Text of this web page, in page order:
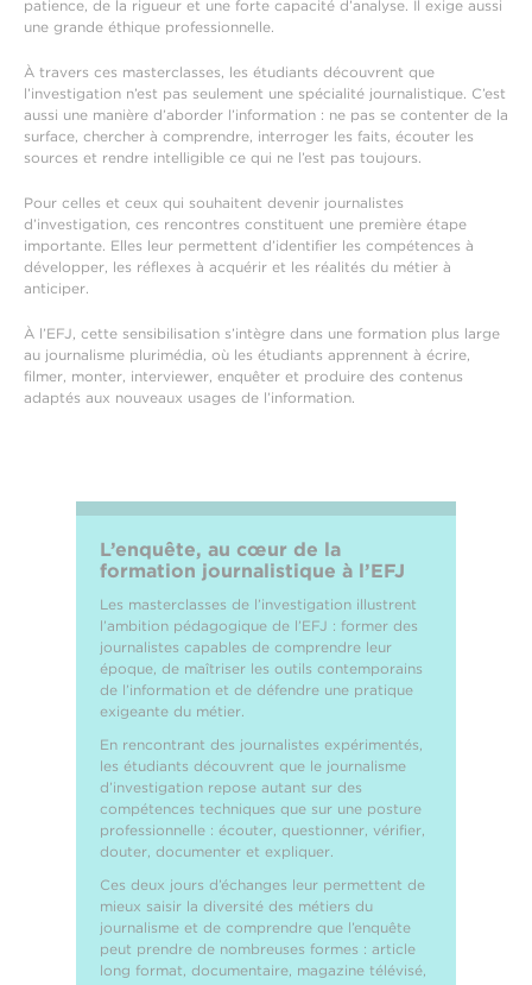
patience, de la rigueur et une forte capacité d’analyse. Il exige aussi
une grande éthique professionnelle.
À travers ces masterclasses, les étudiants découvrent que
l’investigation n’est pas seulement une spécialité journalistique. C’est
aussi une manière d’aborder l’information : ne pas se contenter de la
surface, chercher à comprendre, interroger les faits, écouter les
sources et rendre intelligible ce qui ne l’est pas toujours.
Pour celles et ceux qui souhaitent devenir journalistes
d’investigation, ces rencontres constituent une première étape
importante. Elles leur permettent d’identifier les compétences à
développer, les réflexes à acquérir et les réalités du métier à
anticiper.
À l’EFJ, cette sensibilisation s’intègre dans une formation plus large
au journalisme plurimédia, où les étudiants apprennent à écrire,
filmer, monter, interviewer, enquêter et produire des contenus
adaptés aux nouveaux usages de l’information.
L’enquête, au cœur de la
formation journalistique à l’EFJ
Les masterclasses de l’investigation illustrent
l’ambition pédagogique de l’EFJ : former des
journalistes capables de comprendre leur
époque, de maîtriser les outils contemporains
de l’information et de défendre une pratique
exigeante du métier.
En rencontrant des journalistes expérimentés,
les étudiants découvrent que le journalisme
d’investigation repose autant sur des
compétences techniques que sur une posture
professionnelle : écouter, questionner, vérifier,
douter, documenter et expliquer.
Ces deux jours d’échanges leur permettent de
mieux saisir la diversité des métiers du
journalisme et de comprendre que l’enquête
peut prendre de nombreuses formes : article
long format, documentaire, magazine télévisé,